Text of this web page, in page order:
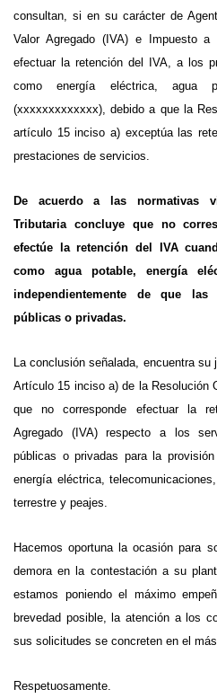
consultan, si en su carácter de
Valor Agregado (IVA) e Impuesto a
efectuar la retención del IVA, a los
como energía eléctrica, agua
(xxxxxxxxxxxxx), debido a que la
artículo 15 inciso a) exceptúa las
prestaciones de servicios.
De acuerdo a las normativas
Tributaria concluye que no
efectúe la retención del IVA
como agua potable, energía
independientemente de que las
públicas o privadas.
La conclusión señalada, encuentra
Artículo 15 inciso a) de la Resolución
que no corresponde efectuar la
Agregado (IVA) respecto a los
públicas o privadas para la
energía eléctrica,
terrestre y peajes.
Hacemos oportuna la ocasión para
demora en la contestación a su
estamos poniendo el máximo
brevedad posible, la atención a los
sus solicitudes se concreten en el
Respetuosamente.